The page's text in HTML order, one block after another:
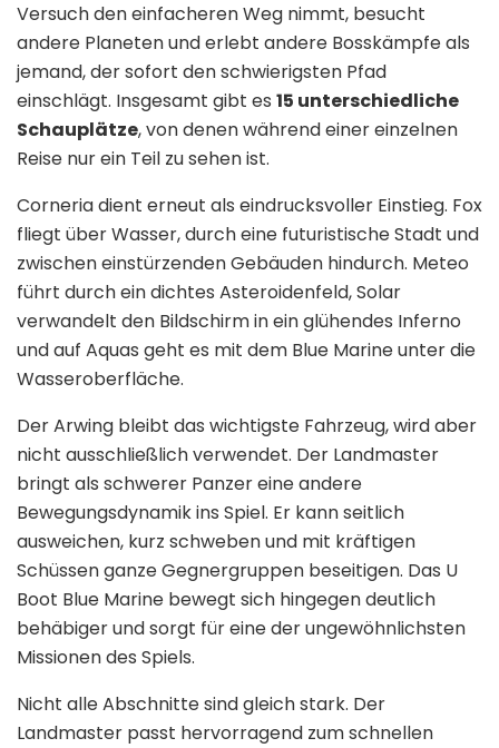
Versuch den einfacheren Weg nimmt, besucht
andere Planeten und erlebt andere Bosskämpfe als
jemand, der sofort den schwierigsten Pfad
einschlägt. Insgesamt gibt es 15 unterschiedliche
Schauplätze, von denen während einer einzelnen
Reise nur ein Teil zu sehen ist.
Corneria dient erneut als eindrucksvoller Einstieg. Fox
fliegt über Wasser, durch eine futuristische Stadt und
zwischen einstürzenden Gebäuden hindurch. Meteo
führt durch ein dichtes Asteroidenfeld, Solar
verwandelt den Bildschirm in ein glühendes Inferno
und auf Aquas geht es mit dem Blue Marine unter die
Wasseroberfläche.
Der Arwing bleibt das wichtigste Fahrzeug, wird aber
nicht ausschließlich verwendet. Der Landmaster
bringt als schwerer Panzer eine andere
Bewegungsdynamik ins Spiel. Er kann seitlich
ausweichen, kurz schweben und mit kräftigen
Schüssen ganze Gegnergruppen beseitigen. Das U
Boot Blue Marine bewegt sich hingegen deutlich
behäbiger und sorgt für eine der ungewöhnlichsten
Missionen des Spiels.
Nicht alle Abschnitte sind gleich stark. Der
Landmaster passt hervorragend zum schnellen